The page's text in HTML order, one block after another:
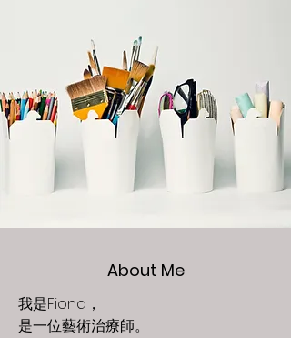
About Me
我是Fiona，
是一位藝術治療師。